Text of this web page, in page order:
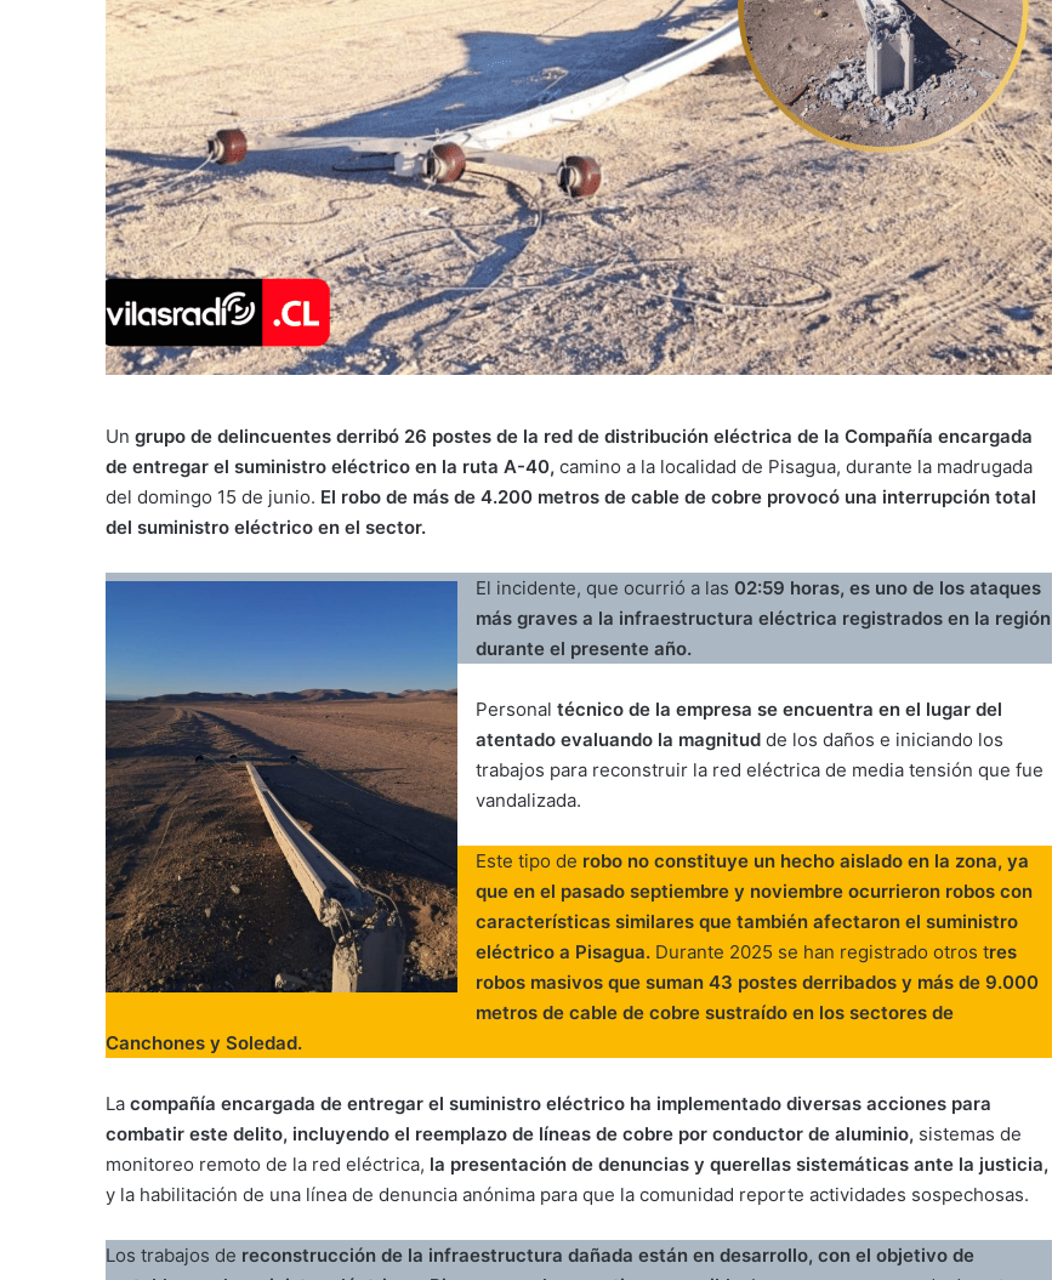
Un grupo de delincuentes derribó 26 postes de la red de distribución eléctrica de la Compañía encargada
de entregar el suministro eléctrico en la ruta A-40, camino a la localidad de Pisagua, durante la madrugada
del domingo 15 de junio. El robo de más de 4.200 metros de cable de cobre provocó una interrupción total
del suministro eléctrico en el sector.
El incidente, que ocurrió a las 02:59 horas, es uno de los ataques
más graves a la infraestructura eléctrica registrados en la región
durante el presente año.
Personal técnico de la empresa se encuentra en el lugar del
atentado evaluando la magnitud de los daños e iniciando los
trabajos para reconstruir la red eléctrica de media tensión que fue
vandalizada.
Este tipo de robo no constituye un hecho aislado en la zona, ya
que en el pasado septiembre y noviembre ocurrieron robos con
características similares que también afectaron el suministro
eléctrico a Pisagua. Durante 2025 se han registrado otros tres
robos masivos que suman 43 postes derribados y más de 9.000
metros de cable de cobre sustraído en los sectores de
Canchones y Soledad.
La compañía encargada de entregar el suministro eléctrico ha implementado diversas acciones para
combatir este delito, incluyendo el reemplazo de líneas de cobre por conductor de aluminio, sistemas de
monitoreo remoto de la red eléctrica, la presentación de denuncias y querellas sistemáticas ante la justicia,
y la habilitación de una línea de denuncia anónima para que la comunidad reporte actividades sospechosas.
Los trabajos de reconstrucción de la infraestructura dañada están en desarrollo, con el objetivo de